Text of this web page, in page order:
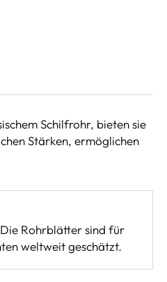
Schilfrohr, bieten sie
Stärken, ermöglichen
Rohrblätter sind für
weltweit geschätzt.